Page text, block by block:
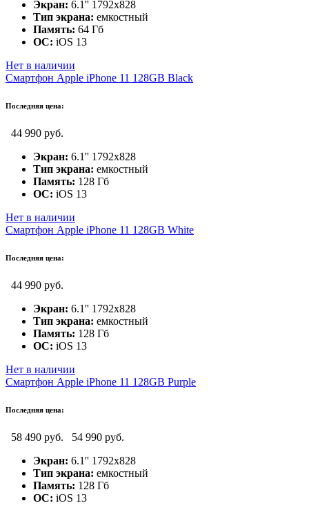
Экран: 6.1'' 1792x828
Тип экрана: емкостный
Память: 64 Гб
ОС: iOS 13
Нет в наличии
Смартфон Apple iPhone 11 128GB Black
Последняя цена:
44 990 руб.
Экран: 6.1'' 1792x828
Тип экрана: емкостный
Память: 128 Гб
ОС: iOS 13
Нет в наличии
Смартфон Apple iPhone 11 128GB White
Последняя цена:
44 990 руб.
Экран: 6.1'' 1792x828
Тип экрана: емкостный
Память: 128 Гб
ОС: iOS 13
Нет в наличии
Смартфон Apple iPhone 11 128GB Purple
Последняя цена:
58 490 руб.
54 990 руб.
Экран: 6.1'' 1792x828
Тип экрана: емкостный
Память: 128 Гб
ОС: iOS 13